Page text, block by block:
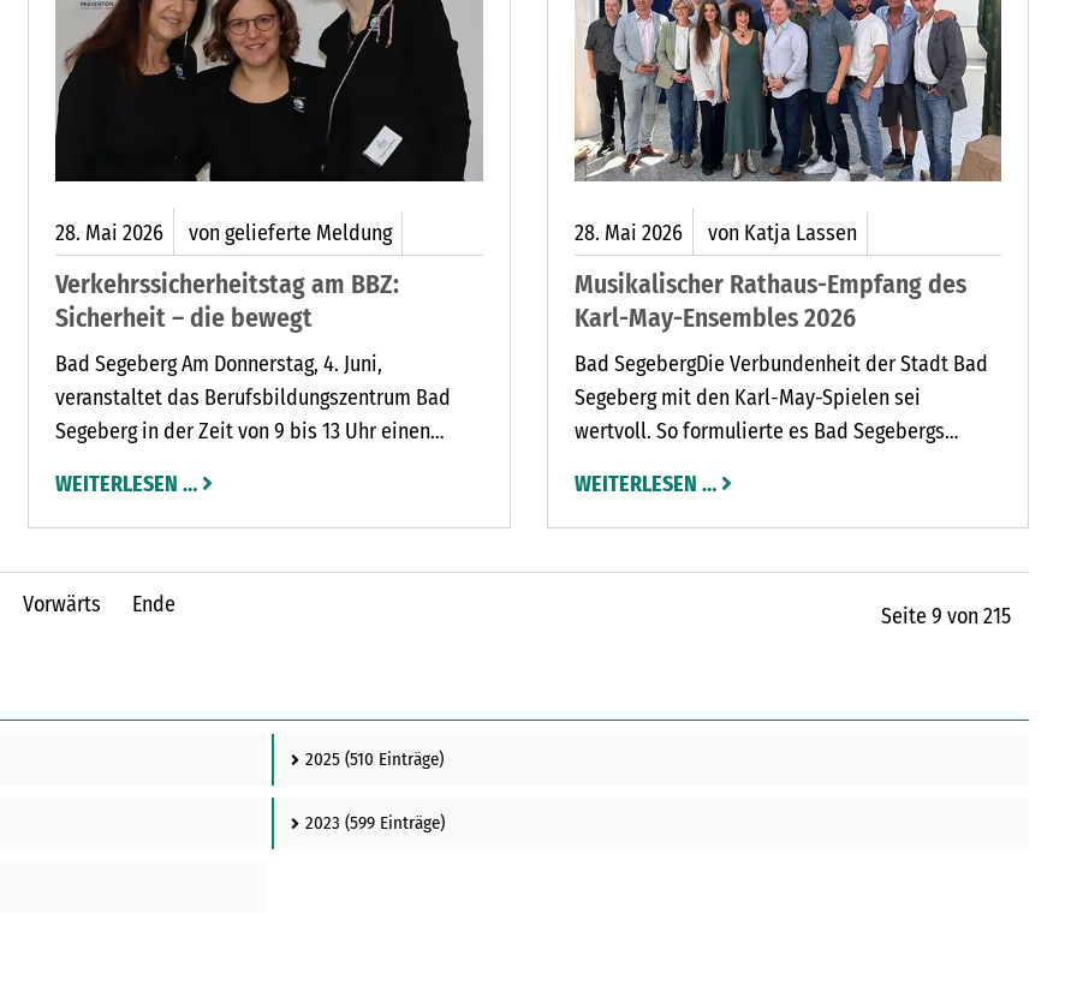
28. Mai 2026 von gelieferte Meldung
Verkehrssicherheitstag am BBZ:
Sicherheit – die bewegt
Bad Segeberg Am Donnerstag, 4. Juni,
veranstaltet das Berufsbildungszentrum Bad
Segeberg in der Zeit von 9 bis 13 Uhr einen
Sicherheit – die bewegt. Der erlebnisorientierte
Aktionstag richtet sich an die Schülerinnen und
Schüler des BBZ Bad Segeberg und setzt auf
praxisnahe, interaktive Vermittlung von Wissen
WEITERLESEN …
28. Mai 2026 von Katja Lassen
Musikalischer Rathaus-Empfang des
Karl-May-Ensembles 2026
Bad SegebergDie Verbundenheit der Stadt Bad
Segeberg mit den Karl-May-Spielen sei
wertvoll. So formulierte es Bad Segebergs
stattfindenden Rathaus-Empfang des Karl-May-
Ensembles für das am Sonnabend, 27. Juni,
startende Stück „Im Tal des Todes“.
WEITERLESEN …
Seite 9 von 215
Vorwärts Ende
2025 (510 Einträge)
2023 (599 Einträge)